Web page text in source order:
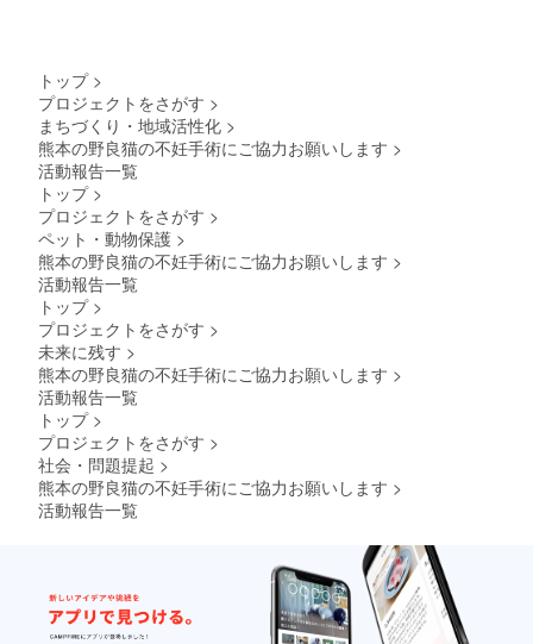
トップ >
プロジェクトをさがす >
まちづくり・地域活性化 >
熊本の野良猫の不妊手術にご協力お願いします >
活動報告一覧
トップ >
プロジェクトをさがす >
ペット・動物保護 >
熊本の野良猫の不妊手術にご協力お願いします >
活動報告一覧
トップ >
プロジェクトをさがす >
未来に残す >
熊本の野良猫の不妊手術にご協力お願いします >
活動報告一覧
トップ >
プロジェクトをさがす >
社会・問題提起 >
熊本の野良猫の不妊手術にご協力お願いします >
活動報告一覧